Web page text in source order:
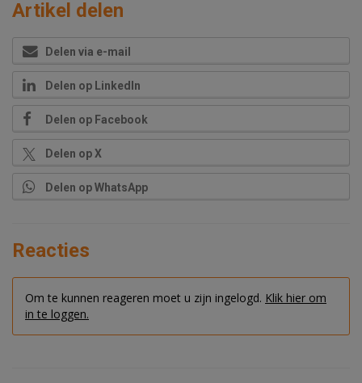
Artikel delen
Delen via e-mail
Delen op LinkedIn
Delen op Facebook
Delen op X
Delen op WhatsApp
Reacties
Om te kunnen reageren moet u zijn ingelogd. Klik hier om
in te loggen.